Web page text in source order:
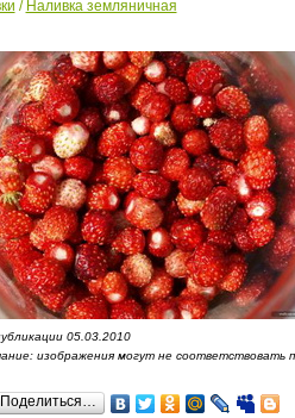
/ Наливка земляничная
05.03.2010
изображения могут не соответствовать
Поделиться…